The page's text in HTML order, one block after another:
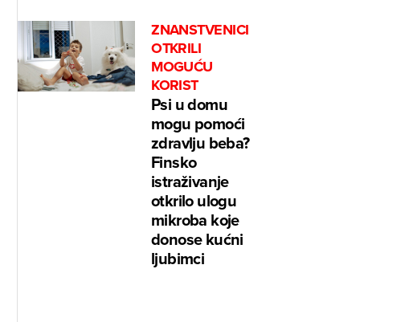
ZNANSTVENICI
OTKRILI
MOGUĆU
KORIST
Psi u domu
mogu pomoći
zdravlju beba?
Finsko
istraživanje
otkrilo ulogu
mikroba koje
donose kućni
ljubimci